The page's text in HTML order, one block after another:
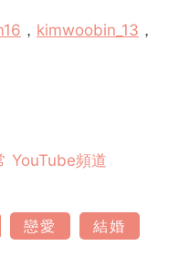
， kimwoobin_13 ，
YouTube頻道
戀愛
結婚